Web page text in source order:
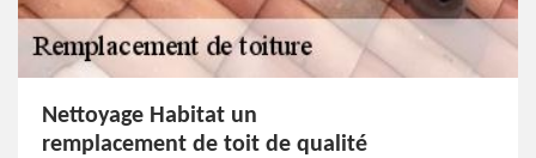
Nettoyage Habitat un
remplacement de toit de qualité